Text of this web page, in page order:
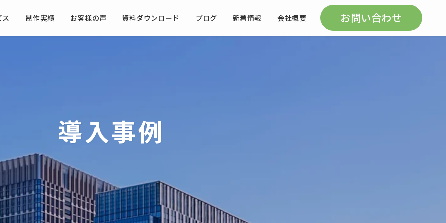
ス 制作実績 お客様の声 資料ダウンロード ブログ 新着情報 会社概要 お問い合わせ
導入事例